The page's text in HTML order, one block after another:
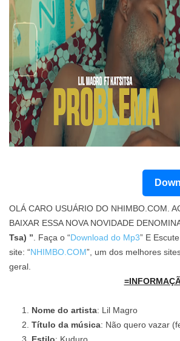
OLÁ CARO USUÁRIO DO NHIMBO.COM.
BAIXAR ESSA NOVA NOVIDADE
Tsa) ” . Faça o “Download do Mp3” E
site: “NHIMBO.COM”, um dos melhores
geral.
Nome do artista: Lil Magro
Título da música: Não quero vazar